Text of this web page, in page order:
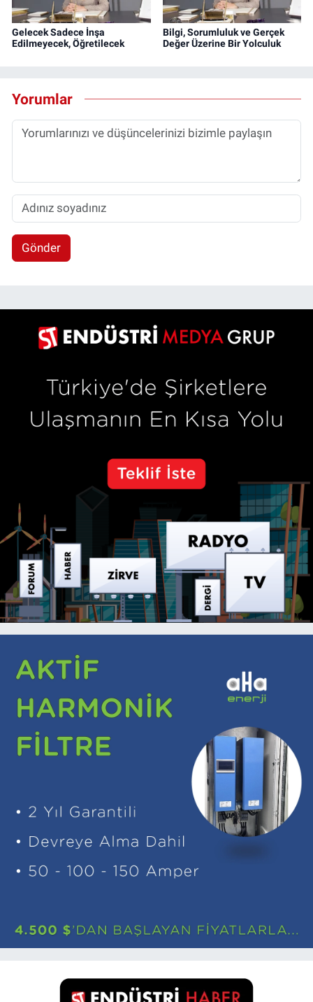
Gelecek Sadece İnşa
Edilmeyecek, Öğretilecek
Bilgi, Sorumluluk ve Gerçek
Değer Üzerine Bir Yolculuk
Yorumlar
Gönder